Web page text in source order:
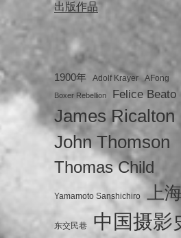
出版作品
1900年 Adolf Krayer AFong
Boxer Rebellion Felice Beato
James Ricalton
John Thomson
Thomas Child
Yamamoto Sanshichiro 上海
东交民巷 中国摄影